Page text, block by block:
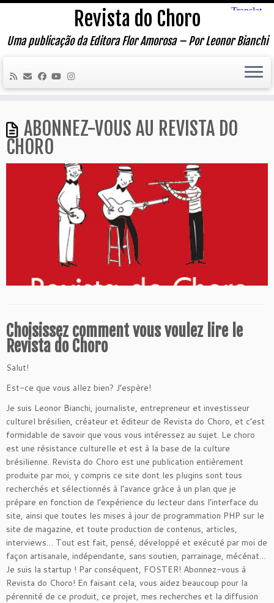
Skip
content
Revista do Choro
Uma publicação da Editora Flor Amorosa – Por Leonor Bianchi
ABONNEZ-VOUS AU REVISTA DO
CHORO
Choisissez comment vous voulez lire le
Revista do Choro
Salut!
Est-ce que vous allez bien? J’espère!
Je suis Leonor Bianchi, journaliste, entrepreneur et investisseur
culturel brésilien, créateur et éditeur de Revista do Choro, et c’est
formidable de savoir que vous vous intéressez au sujet. Le choro
est une résistance culturelle et est à la base de la culture
brésilienne. Revista do Choro est une publication entièrement
produite par moi, y compris ce site dont les plugins sont tous
recherchés et sélectionnés à l’avance grâce à un plan que je
prépare en fonction de l’expérience du lecteur dans l’interface du
site, ainsi que toutes les mises à jour de programmation PHP sur le
site de magazine, et toute production de contenus, articles,
interviews… Tout est fait, pensé, développé et exécuté par moi de
façon artisanale, indépendante, sans soutien, parrainage, mécénat…
Je suis la startup ! Par conséquent, FOSTER! Abonnez-vous à
Revista do Choro! En faisant cela, vous aidez beaucoup pour la
pérennité de ce produit, ce projet, mes recherches et la diffusion